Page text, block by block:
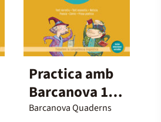
Practica amb
Barcanova 18.
Comprensió
Barcanova Quaderns